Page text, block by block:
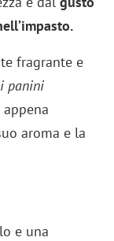
fragrante e
panini
aroma e la
e una